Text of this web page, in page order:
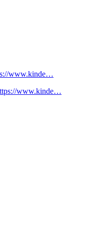
www.kinde…
www.kinde…